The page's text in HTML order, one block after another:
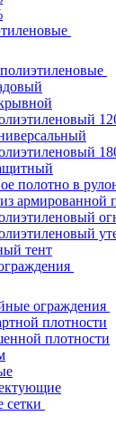
полотно в
армированной
тент
ограждения
плотности
плотности
сетки